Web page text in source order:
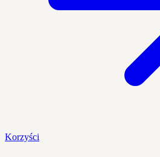
Korzyści